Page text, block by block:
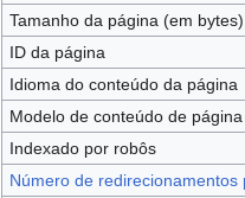
Tamanho da página (em bytes)
ID da página
Idioma do conteúdo da página
Modelo de conteúdo de página
Indexado por robôs
Número de redirecionamentos